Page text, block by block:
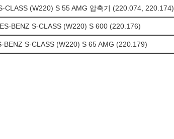
CLASS (W220) S 55 AMG 압축기 (220.074, 220.174)
BENZ S-CLASS (W220) S 600 (220.176)
BENZ S-CLASS (W220) S 65 AMG (220.179)